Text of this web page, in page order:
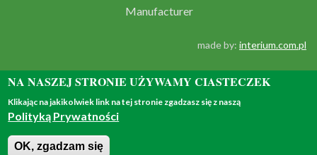
Manufacturer
made by: interium.com.pl
© 2018 - all rights reserved
NA NASZEJ STRONIE UŻYWAMY CIASTECZEK
Klikając na jakikolwiek link na tej stronie zgadzasz się z naszą
Polityką Prywatności
OK, zgadzam się